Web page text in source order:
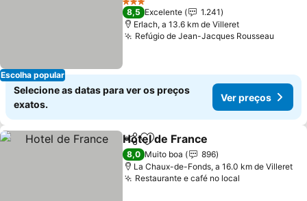
Escolha popular
3 Estrelas
8,5 Excelente
1.241
Erlach, a 13.6 km de Villeret
Refúgio de Jean-Jacques Rousseau
Selecione as datas para ver os preços
exatos.
Ver preços
PartilharAdicionar aos favoritos
Hotel de France
8,0 Muito boa
896
La Chaux-de-Fonds, a 16.0 km de Villeret
Restaurante e café no local